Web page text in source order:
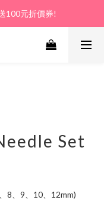
領券送100元!
100元折價券!
領券送100元!
Set
8、9、10、12mm)